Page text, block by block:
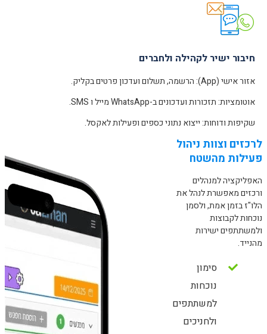
חיבור ישיר לקהילה ולחברים
אזור אישי (App): הרשמה, תשלום ועדכון פרטים בקליק.
אוטומציות: תזכורות ועדכונים ב-WhatsApp מייל ו SMS.
שקיפות ודוחות: ייצוא נתוני כספים ופעילות לאקסל.
לרכזים וצוות ניהול
פעילות מהשטח
האפליקציה למנהלים
ורכזים מאפשרת לנהל את
הלו"ז בזמן אמת, ולסמן
נוכחות לקבוצות
ולמשתתפים ישירות
מהנייד.
סימון
נוכחות
למשתתפים
ולחניכים